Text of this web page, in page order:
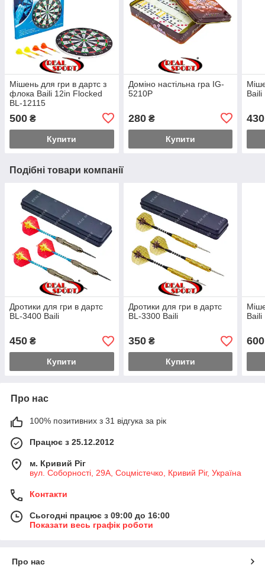
Мішень для гри в дартс з
флока Baili 12in Flocked
BL-12115
500 ₴
Купити
Доміно настільна гра IG-
5210P
280₴
Купити
Baili
430
Подібні товари компанії
Дротики для гри в дартс
BL-3400 Baili
450 ₴
Купити
Дротики для гри в дартс
BL-3300 Baili
350₴
Купити
Baili
600
Про нас
100% позитивних з 31 відгука за рік
Працює з 25.12.2012
м. Кривий Ріг
вул. Соборності, 29А, Соцмістечко, Кривий Ріг, Україна
Контакти
Сьогодні працює з 09:00 до 16:00
Показати весь графік роботи
Про нас